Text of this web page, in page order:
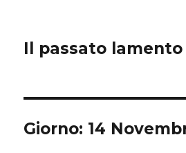
Il passato
Giorno: 14